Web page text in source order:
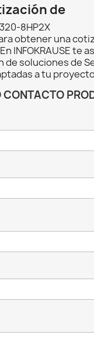
de
8HP2X
obtener una
INFOKRAUSE te
de soluciones de
a tu
CONTACTO